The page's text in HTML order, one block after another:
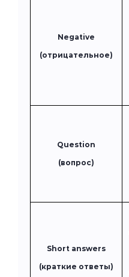
Negative
(отрицательное)
Question
(вопрос)
Short answers
(краткие ответы)